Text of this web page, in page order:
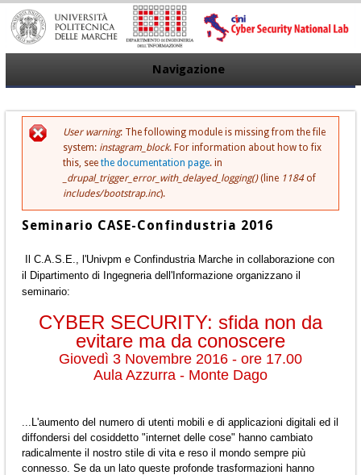
Navigazione
Messaggio di errore
User warning: The following module is missing from the file
system: instagram_block. For information about how to fix
this, see the documentation page. in
_drupal_trigger_error_with_delayed_logging()(line 1184of
includes/bootstrap.inc).
Seminario CASE-Confindustria 2016
Il C.A.S.E., l'Univpm e Confindustria Marche in collaborazione con
il Dipartimento di Ingegneria dell'Informazione organizzano il
seminario:
CYBER SECURITY: sfida non da
evitare ma da conoscere
Giovedì 3 Novembre 2016 - ore 17.00
Aula Azzurra - Monte Dago
...L'aumento del numero di utenti mobili e di applicazioni digitali ed il
diffondersi del cosiddetto "internet delle cose" hanno cambiato
radicalmente il nostro stile di vita e reso il mondo sempre più
connesso. Se da un lato queste profonde trasformazioni hanno